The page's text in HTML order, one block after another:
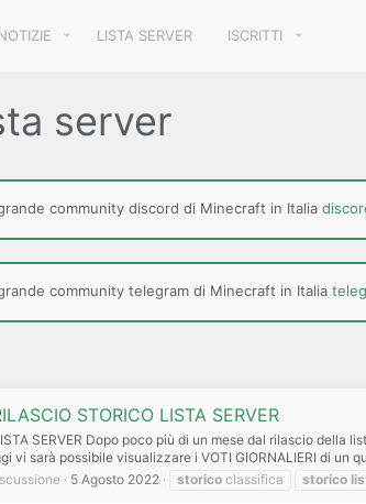
LISTA SERVER ISCRITTI
server
community discord di Minecraft in Italia
community telegram di Minecraft in Italia
STORICO LISTA SERVER
SERVER Dopo poco più di un mese dal rilascio
vi sarà possibile visualizzare i VOTI GIORNALIERI di un
5 Agosto 2022 storico classifica storico